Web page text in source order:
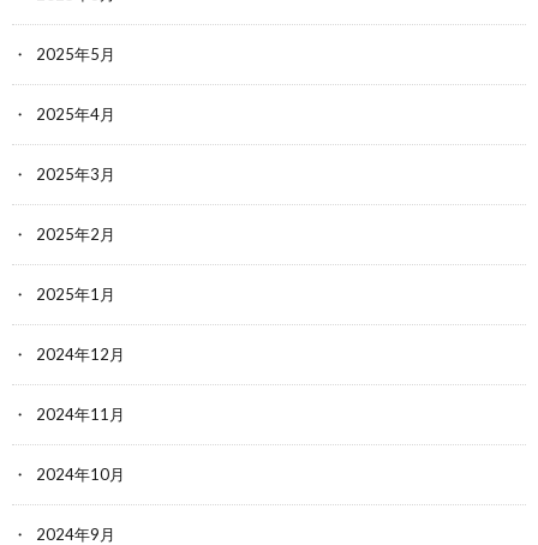
2025年5月
2025年4月
2025年3月
2025年2月
2025年1月
2024年12月
2024年11月
2024年10月
2024年9月